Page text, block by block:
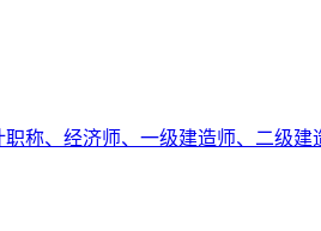
称、经济师、一级建造师、二级